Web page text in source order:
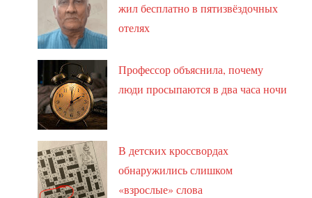
жил бесплатно в пятизвёздочных
отелях
Профессор объяснила, почему
люди просыпаются в два часа ночи
В детских кроссвордах
обнаружились слишком
«взрослые» слова